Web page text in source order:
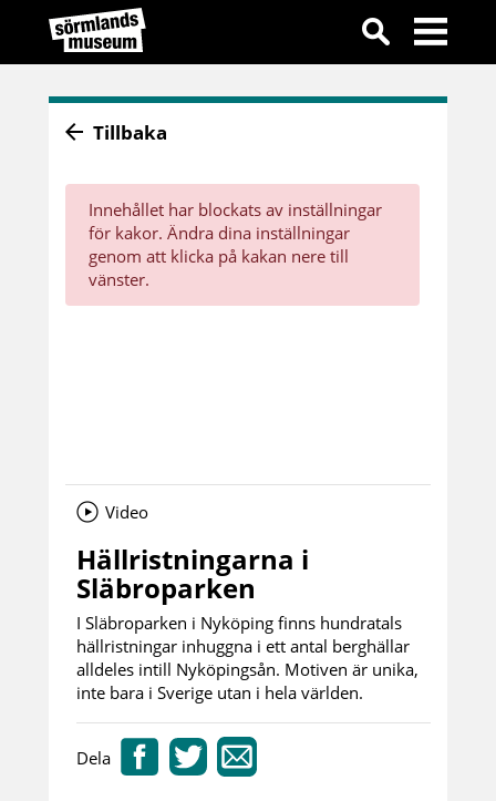
Tillbaka
Innehållet har blockats av inställningar
för kakor. Ändra dina inställningar
genom att klicka på kakan nere till
vänster.
Video
Hällristningarna i
Släbroparken
I Släbroparken i Nyköping finns hundratals
hällristningar inhuggna i ett antal berghällar
alldeles intill Nyköpingsån. Motiven är unika,
inte bara i Sverige utan i hela världen.
Dela